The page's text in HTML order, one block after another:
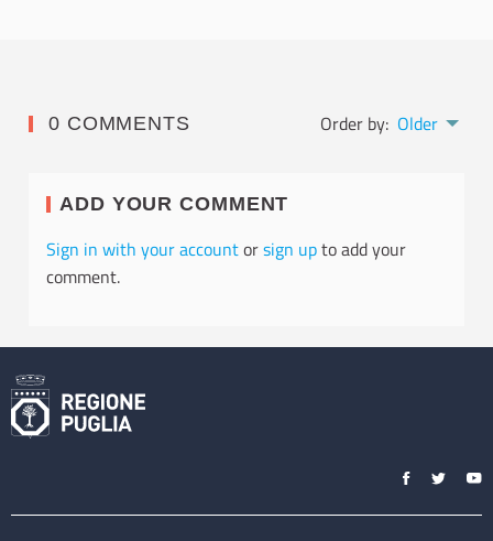
0 COMMENTS Order by: Older
ADD YOUR COMMENT
Sign in with your accountorsign upto add your
comment.